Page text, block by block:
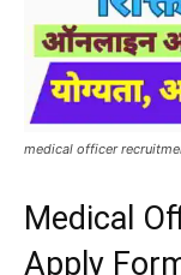
medical officer
Medical
Apply